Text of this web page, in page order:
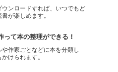
ウンロードすれば、いつでもど
が楽しめます。
って本の整理ができる！
や作家ごとなどに本を分類し
けられます。